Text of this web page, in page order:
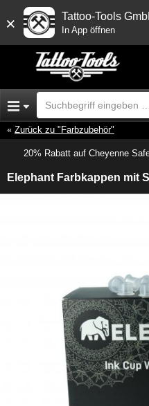
× Tattoo-Tools
In App öffnen
Zurück zu "Farbzubehör"
20% Rabatt auf Cheyenne
Elephant Farbkappen mit